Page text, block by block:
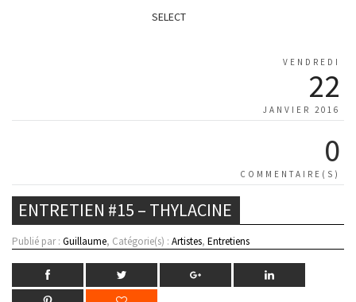
SELECT
VENDREDI
22
JANVIER 2016
0
COMMENTAIRE(S)
ENTRETIEN #15 – THYLACINE
Publié par : Guillaume, Catégorie(s) : Artistes, Entretiens